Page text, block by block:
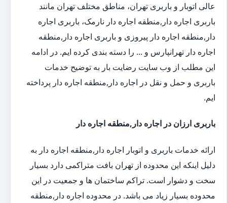
عالی اتوبار و باربری تهران، مناطق مختلف تهران مانند
باربری اجاره دار,منطقه اجاره دار نارمک، باربری اجاره
دار,منطقه اجاره دار پیروزی و باربری اجاره دار,منطقه
اجاره دار تهرانپارس و ... را دسته بندی کرده ایم. در ادامه
این مطلب از وب سایت رضایت بار به توضیح خدمات
باربری و حمل و نقل در اجاره دار,منطقه اجاره دار پرداخته
ایم.
باربری ارزان در اجاره دار,منطقه اجاره دار
ارائه خدمات باربری و اتوبار اجاره دار,منطقه اجاره دار به
دلیل اینکه این محدوده از تهران بافت متراکمی دارد بسیار
سخت و دشوار است. تراکم ساختمان ها و جمعیت در این
محدوده بسیار زیاد می باشد. در محدوده اجاره دار,منطقه